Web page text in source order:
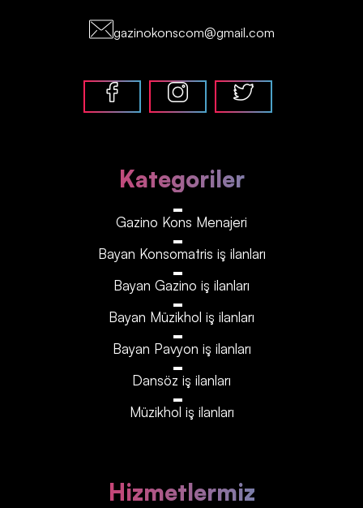
gazinokonscom@gmail.com
Kategoriler
Gazino Kons Menajeri
Bayan Konsomatris iş ilanları
Bayan Gazino iş ilanları
Bayan Müzikhol iş ilanları
Bayan Pavyon iş ilanları
Dansöz iş ilanları
Müzikhol iş ilanları
Hizmetlermiz